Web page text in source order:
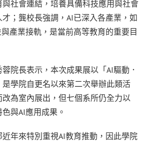
社會連結，培養具備科技應用與社會
；龔校長強調，AI已深入各產業，如
產業接軌，是當前高等教育的重要目
院長表示，本次成果展以「AI驅動．
學院自更名以來第二次舉辦此類活
為室內展出，但七個系所仍全力以
與AI應用成果。
年來特別重視AI教育推動，因此學院